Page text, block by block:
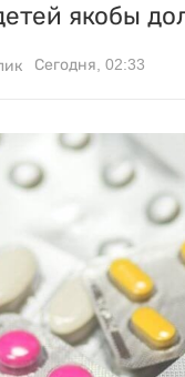
якобы
Сегодня, 02:33